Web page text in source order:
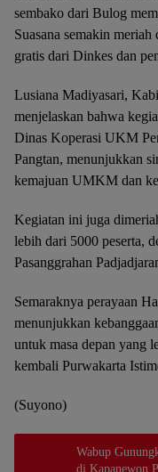
sembako dari Bulog
Suasana semakin meriah
gratis dari Dinkes dan
Lusiana Madiyasari,
menjelaskan bahwa
Dinas Koperasi UKM
Pangtan, menunjukkan
kemajuan UMKM dan
Kegiatan ini juga
lebih dari 5000 peserta,
Pasanggrahan
Semaraknya perayaan
menunjukkan
untuk masa depan yang
kembali Purwakarta
(Suyono)
Wabup
di Kapanewon